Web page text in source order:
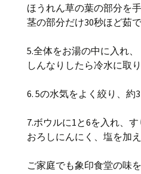
ほうれん草の葉の部分を手
茎の部分だけ30秒ほど茹で
5.全体をお湯の中に入れ、
しんなりしたら冷水に取り
6. 5の水気をよく絞り、約
7.ボウルに1と6を入れ、
おろしにんにく、塩を加え
ご家庭でも象印食堂の味